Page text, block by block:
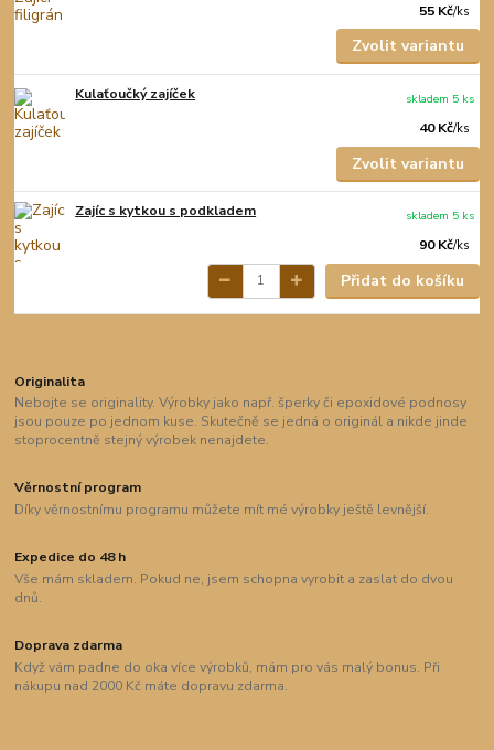
55 Kč/ks
Zvolit variantu
Kulaťoučký zajíček
40 Kč/ks
skladem 5 ks
Zvolit variantu
Zajíc s kytkou s podkladem
90 Kč/ks
skladem 5 ks
Přidat do košíku
Originalita
Nebojte se originality. Výrobky jako např. šperky či epoxidové podnosy
jsou pouze po jednom kuse. Skutečně se jedná o originál a nikde jinde
stoprocentně stejný výrobek nenajdete.
Věrnostní program
Díky věrnostnímu programu můžete mít mé výrobky ještě levnější.
Expedice do 48 h
Vše mám skladem. Pokud ne, jsem schopna vyrobit a zaslat do dvou
dnů.
Doprava zdarma
Když vám padne do oka více výrobků, mám pro vás malý bonus. Při
nákupu nad 2000 Kč máte dopravu zdarma.